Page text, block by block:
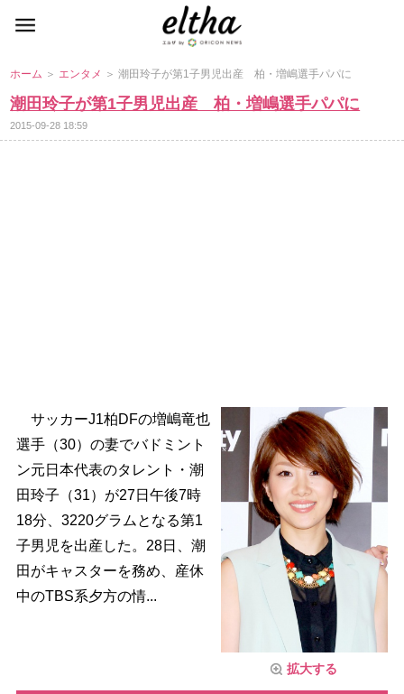
ホーム ＞ エンタメ ＞ 潮田玲子が第1子男児出産 柏・増嶋選手パパに
潮田玲子が第1子男児出産 柏・増嶋選手パパに
2015-09-28 18:59
拡大する
サッカーJ1柏DFの増嶋竜也
選手（30）の妻でバドミント
ン元日本代表のタレント・潮
田玲子（31）が27日午後7時
18分、3220グラムとなる第1
子男児を出産した。28日、潮
田がキャスターを務め、産休
中のTBS系夕方の情...